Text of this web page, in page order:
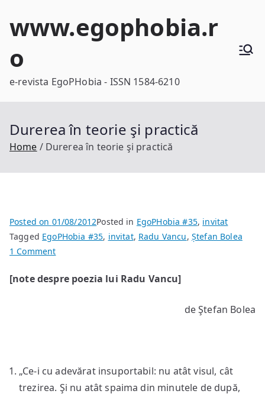
www.egophobia.r
o
e-revista EgoPHobia - ISSN 1584-6210
Durerea în teorie şi practică
Home Durerea în teorie şi practică
Posted on 01/08/2012Posted in EgoPHobia #35, invitat
Tagged EgoPHobia #35, invitat, Radu Vancu, Ștefan Bolea
1 Commenton
în
[note despre poezia lui Radu Vancu]
de Ştefan Bolea
„Ce-i cu adevărat insuportabil: nu atât visul, cât
trezirea. Şi nu atât spaima din minutele de după,